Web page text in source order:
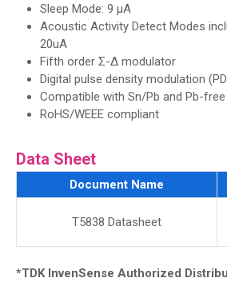
Sleep Mode: 9 µA
Acoustic Activity Detect Modes
20uA
Fifth order Σ-Δ modulator
Digital pulse density modulation
Compatible with Sn/Pb and Pb-
RoHS/WEEE compliant
Data Sheet
Document Name
T5838 Datasheet
*TDK InvenSense Authorized